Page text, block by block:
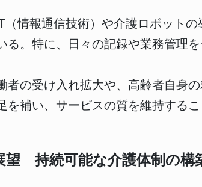
（情報通信技術）や介護ロボット
る。特に、日々の記録や業務管理
者の受け入れ拡大や、高齢者自身
を補い、サービスの質を維持するこ
望 持続可能な介護体制の構